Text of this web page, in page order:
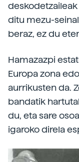
ditu mezu-
beraz, ez du
Hamazazpi
Europa zona
aurrikusten da.
bandatik
du, eta sare
igaroko direla